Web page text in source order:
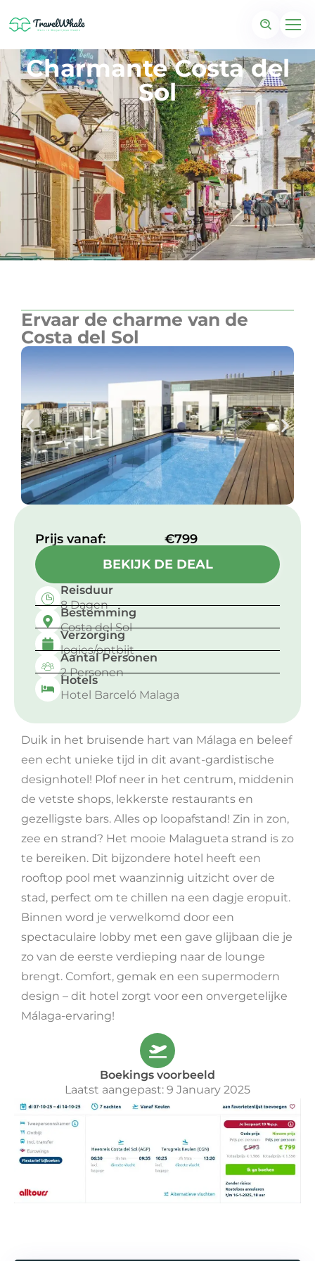
Charmante Costa del
Sol
Ervaar de charme van de
Costa del Sol
Prijs vanaf:​
€799
BEKIJK DE DEAL
Reisduur
8 Dagen
Bestemming
Costa del Sol
Verzorging
logies/ontbijt
Aantal Personen
2 Personen
Hotels
Hotel Barceló Malaga
Duik in het bruisende hart van Málaga en beleef
een echt unieke tijd in dit avant-gardistische
designhotel! Plof neer in het centrum, middenin
de vetste shops, lekkerste restaurants en
gezelligste bars. Alles op loopafstand! Zin in zon,
zee en strand? Het mooie Malagueta strand is zo
te bereiken. Dit bijzondere hotel heeft een
rooftop pool met waanzinnig uitzicht over de
stad, perfect om te chillen na een dagje eropuit.
Binnen word je verwelkomd door een
spectaculaire lobby met een gave glijbaan die je
zo van de eerste verdieping naar de lounge
brengt. Comfort, gemak en een supermodern
design – dit hotel zorgt voor een onvergetelijke
Málaga-ervaring!
Boekings voorbeeld
Laatst aangepast: 9 January 2025